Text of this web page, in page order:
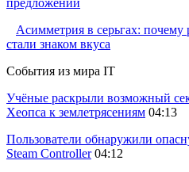
Асимметрия в серьгах:
стали знаком вкуса
События из мира IT
Учёные раскрыли возможный
Хеопса к землетрясениям 04:13
Пользователи обнаружили
Steam Controller 04:12